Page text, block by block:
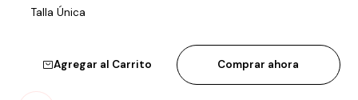
Talla Única
Agregar al Carrito Comprar ahora